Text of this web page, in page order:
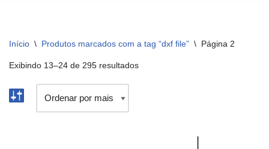
Início \ Produtos marcados com a tag “dxf file” \ Página 2
Exibindo 13–24 de 295 resultados